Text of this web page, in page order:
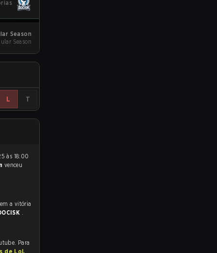
Season
Season
L T
venceu
.
Para
de LoL